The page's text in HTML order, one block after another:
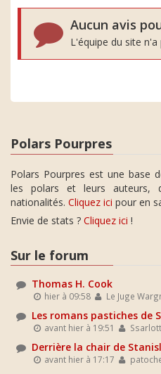
Aucun avis
L'équipe du site
Polars Pourpres
Polars Pourpres est une base
les polars et leurs
nationalités. Cliquez ici pour en
Envie de stats ? Cliquez ici !
Sur le forum
Thomas H. Cook
hier à 09:58 Le Juge
Les romans pastiches de
avant hier à 19:51
Derrière la chair de
avant hier à 17:17